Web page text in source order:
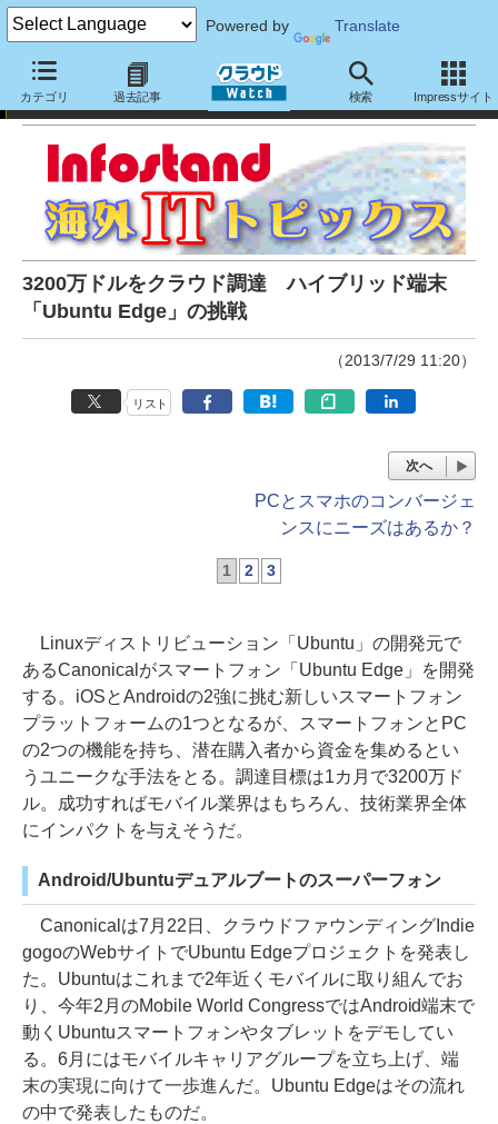
Powered by Translate
カテゴリ 過去記事 検索 Impressサイト
Infostand海外ITトピックス
3200万ドルをクラウド調達 ハイブリッド端末
「Ubuntu Edge」の挑戦
（2013/7/29 11:20）
リスト
次へ
PCとスマホのコンバージェ
ンスにニーズはあるか？
1 2 3
Linuxディストリビューション「Ubuntu」の開発元で
あるCanonicalがスマートフォン「Ubuntu Edge」を開発
する。iOSとAndroidの2強に挑む新しいスマートフォン
プラットフォームの1つとなるが、スマートフォンとPC
の2つの機能を持ち、潜在購入者から資金を集めるとい
うユニークな手法をとる。調達目標は1カ月で3200万ド
ル。成功すればモバイル業界はもちろん、技術業界全体
にインパクトを与えそうだ。
Android/Ubuntuデュアルブートのスーパーフォン
Canonicalは7月22日、クラウドファウンディングIndie
gogoのWebサイトでUbuntu Edgeプロジェクトを発表し
た。Ubuntuはこれまで2年近くモバイルに取り組んでお
り、今年2月のMobile World CongressではAndroid端末で
動くUbuntuスマートフォンやタブレットをデモしてい
る。6月にはモバイルキャリアグループを立ち上げ、端
末の実現に向けて一歩進んだ。Ubuntu Edgeはその流れ
の中で発表したものだ。